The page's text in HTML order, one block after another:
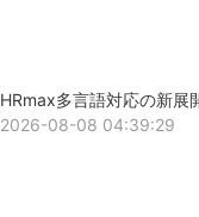
HRmax多言語対応の新展
2026-08-08 04:39:29